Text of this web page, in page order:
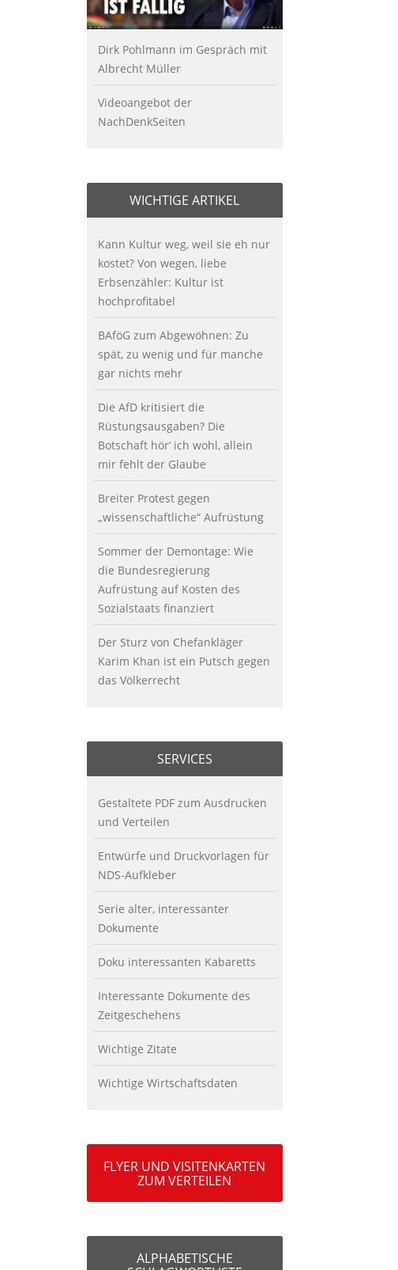
Dirk Pohlmann im Gespräch mit
Albrecht Müller
Videoangebot der
NachDenkSeiten
WICHTIGE ARTIKEL
Kann Kultur weg, weil sie eh nur
kostet? Von wegen, liebe
Erbsenzähler: Kultur ist
hochprofitabel
BAföG zum Abgewöhnen: Zu
spät, zu wenig und für manche
gar nichts mehr
Die AfD kritisiert die
Rüstungsausgaben? Die
Botschaft hör’ ich wohl, allein
mir fehlt der Glaube
Breiter Protest gegen
„wissenschaftliche“ Aufrüstung
Sommer der Demontage: Wie
die Bundesregierung
Aufrüstung auf Kosten des
Sozialstaats finanziert
Der Sturz von Chefankläger
Karim Khan ist ein Putsch gegen
das Völkerrecht
SERVICES
Gestaltete PDF zum Ausdrucken
und Verteilen
Entwürfe und Druckvorlagen für
NDS-Aufkleber
Serie alter, interessanter
Dokumente
Doku interessanten Kabaretts
Interessante Dokumente des
Zeitgeschehens
Wichtige Zitate
Wichtige Wirtschaftsdaten
FLYER UND VISITENKARTEN
ZUM VERTEILEN
ALPHABETISCHE